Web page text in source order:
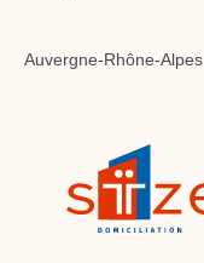
Auvergne-Rhône-Alpes